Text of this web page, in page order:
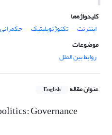
کلیدواژه‌ها
اینترنت
تکنوژئوپلیتیک حکمرانی
موضوعات
روابط بین الملل
عنوان مقاله English
Governance